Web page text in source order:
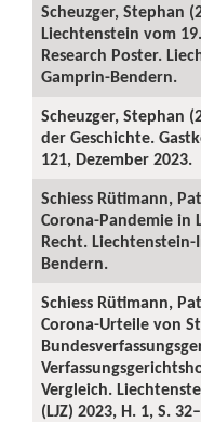
Scheuzger, Stephan
Liechtenstein vom
Research Poster.
Gamprin-Bendern.
Scheuzger, Stephan
der Geschichte.
121, Dezember 2023.
Schiess Rütimann,
Corona-Pandemie in
Recht.
Bendern.
Schiess Rütimann,
Corona-Urteile von
Vergleich.
(LJZ) 2023, H. 1, S.